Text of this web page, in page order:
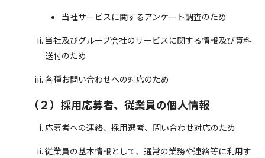
当社サービスに関するアンケート調査のため
当社及びグループ会社のサービスに関する情報及び資料
送付のため
各種お問い合わせへの対応のため
（２）採用応募者、従業員の個人情報
応募者への連絡、採用選考、問い合わせ対応のため
従業員の基本情報として、通常の業務や連絡等に利用す